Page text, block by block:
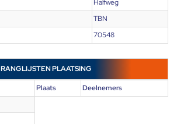
Halfweg
TBN
70548
RANGLIJSTEN PLAATSING
Plaats Deelnemers